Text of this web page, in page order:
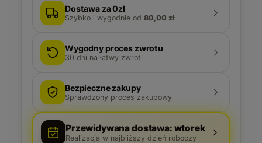
Dostawa za 0zł
Szybko i wygodnie od 80,00 zł
Wygodny proces zwrotu
30 dni na łatwy zwrot
Bezpieczne zakupy
Sprawdzony proces zakupowy
Przewidywana dostawa: wtorek
Realizacja w najbliższy dzień roboczy